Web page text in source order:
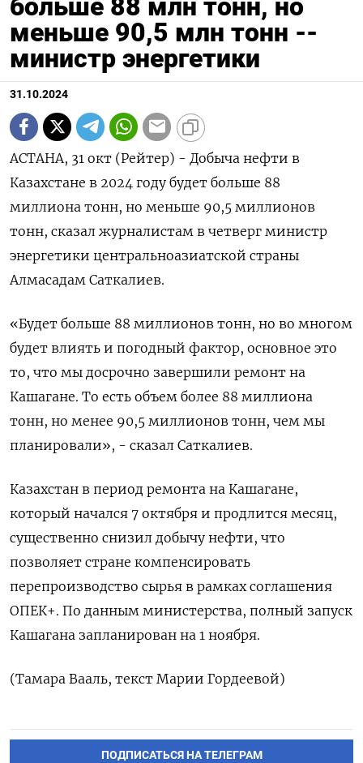
больше 88 млн тонн, но
меньше 90,5 млн тонн --
министр энергетики
31.10.2024
АСТАНА, 31 окт (Рейтер) - Добыча нефти в
Казахстане в 2024 году будет больше 88
миллиона тонн, но меньше 90,5 миллионов
тонн, сказал журналистам в четверг министр
энергетики центральноазиатской страны
Алмасадам Саткалиев.
«Будет больше 88 миллионов тонн, но во многом
будет влиять и погодный фактор, основное это
то, что мы досрочно завершили ремонт на
Кашагане. То есть объем более 88 миллиона
тонн, но менее 90,5 миллионов тонн, чем мы
планировали», - сказал Саткалиев.
Казахстан в период ремонта на Кашагане,
который начался 7 октября и продлится месяц,
существенно снизил добычу нефти, что
позволяет стране компенсировать
перепроизводство сырья в рамках соглашения
ОПЕК+. По данным министерства, полный запуск
Кашагана запланирован на 1 ноября.
(Тамара Вааль, текст Марии Гордеевой)
ПОДПИСАТЬСЯ НА ТЕЛЕГРАМ